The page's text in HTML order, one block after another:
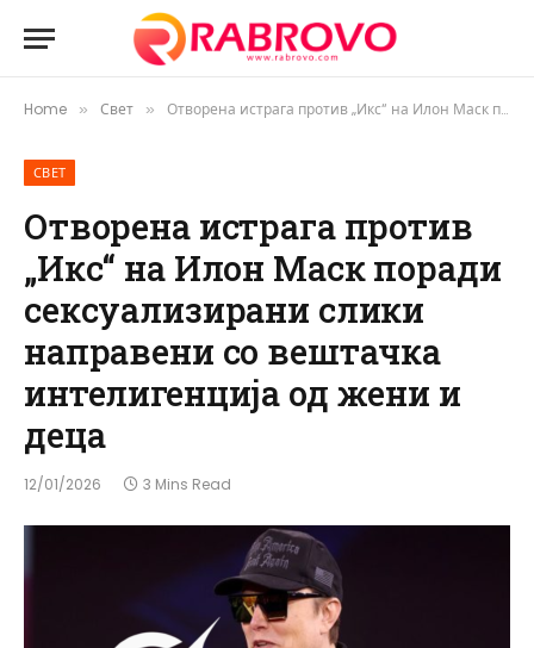
Home » Свет » Отворена истрага против „Икс“ на Илон Маск поради сексуализирани слики направени со вештачка интелигенција од жени и деца
СВЕТ
Отворена истрага против
„Икс“ на Илон Маск поради
сексуализирани слики
направени со вештачка
интелигенција од жени и
деца
12/01/2026 3 Mins Read